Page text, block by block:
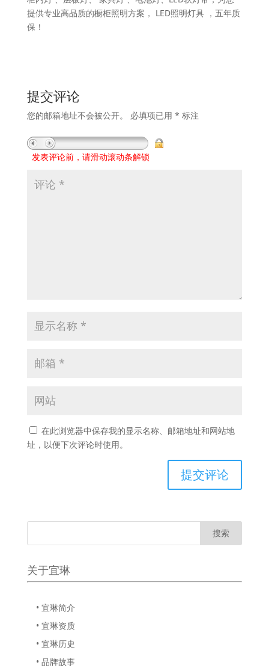
提供专业高品质的橱柜照明方案， LED照明灯具 ，五年质
保！
提交评论
您的邮箱地址不会被公开。 必填项已用 * 标注
发表评论前，请滑动滚动条解锁
在此浏览器中保存我的显示名称、邮箱地址和网站地
址，以便下次评论时使用。
关于宜琳
• 宜琳简介
• 宜琳资质
• 宜琳历史
• 品牌故事